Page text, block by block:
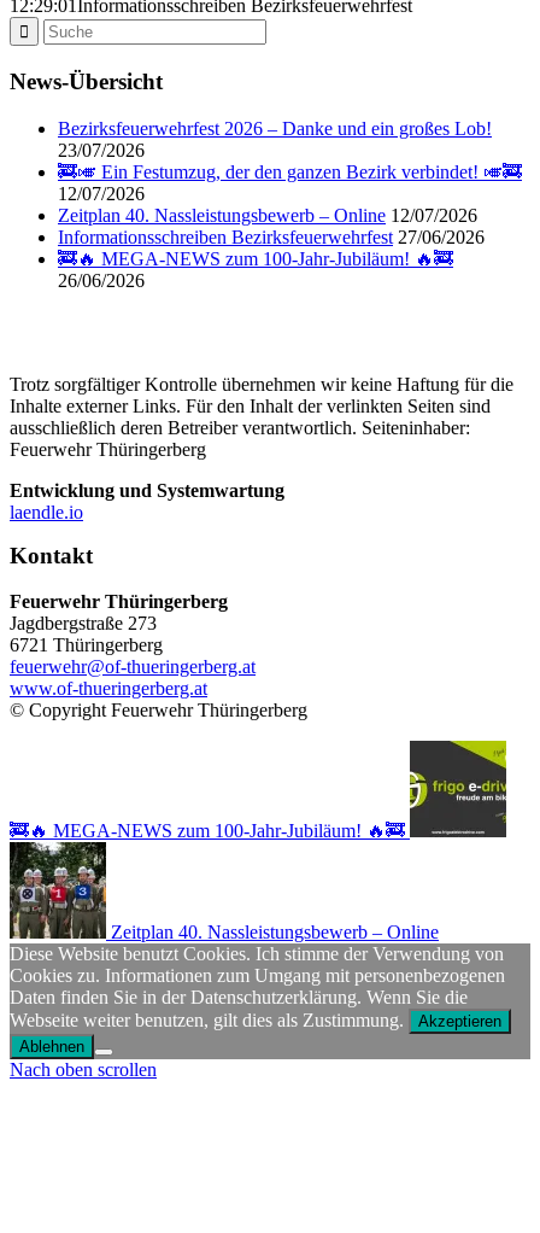
12:29:01 Informationsschreiben Bezirksfeuerwehrfest
News-Übersicht
Bezirksfeuerwehrfest 2026 – Danke und ein großes Lob!
23/07/2026
🚒🎺 Ein Festumzug, der den ganzen Bezirk verbindet! 🎺🚒
12/07/2026
Zeitplan 40. Nassleistungsbewerb – Online 12/07/2026
Informationsschreiben Bezirksfeuerwehrfest 27/06/2026
🚒🔥 MEGA-NEWS zum 100-Jahr-Jubiläum! 🔥🚒
26/06/2026
Trotz sorgfältiger Kontrolle übernehmen wir keine Haftung für die
Inhalte externer Links. Für den Inhalt der verlinkten Seiten sind
ausschließlich deren Betreiber verantwortlich. Seiteninhaber:
Feuerwehr Thüringerberg
Entwicklung und Systemwartung
laendle.io
Kontakt
Feuerwehr Thüringerberg
Jagdbergstraße 273
6721 Thüringerberg
feuerwehr@of-thueringerberg.at
www.of-thueringerberg.at
© Copyright Feuerwehr Thüringerberg
🚒🔥 MEGA-NEWS zum 100-Jahr-Jubiläum! 🔥🚒
Zeitplan 40. Nassleistungsbewerb – Online
Diese Website benutzt Cookies. Ich stimme der Verwendung von
Cookies zu. Informationen zum Umgang mit personenbezogenen
Daten finden Sie in der Datenschutzerklärung. Wenn Sie die
Webseite weiter benutzen, gilt dies als Zustimmung.
Akzeptieren
Ablehnen
Nach oben scrollen